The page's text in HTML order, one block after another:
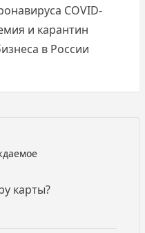
COVID-
и карантин
в России
карты?